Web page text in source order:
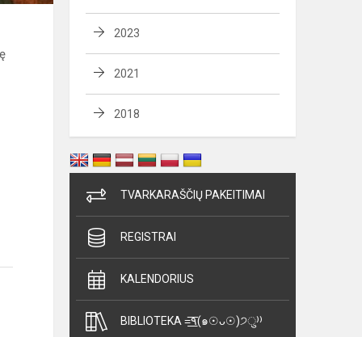
2023
2021
2018
TVARKARAŠČIŲ PAKEITIMAI
REGISTRAI
KALENDORIUS
BIBLIOTEKA =͟͟͞͞٩(๑☉ᴗ☉)੭ु⁾⁾